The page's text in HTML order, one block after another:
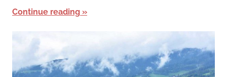
O
n
l
b
Continue reading